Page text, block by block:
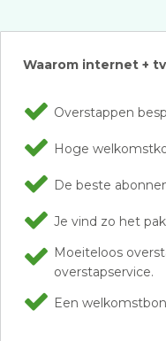
Waarom internet +
Overstappen
Hoge
De beste
Je vind zo het
Moeiteloos
overstapservice.
Een